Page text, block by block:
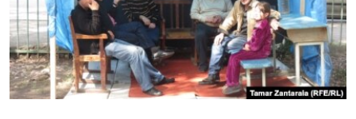
ᲛᲝᲚᲐᲞᲐᲠᲐᲙᲔ ᲢᲔᲥᲡᲢᲔᲑᲘ
ᲨᲘᲜ - ᲣᲪᲮᲝᲔᲗᲨᲘ
ᲚᲘᲢᲔᲠᲐᲢᲣᲠᲣᲚᲘ ᲬᲐᲮᲜᲐᲒᲔᲑᲘ
ᲐᲛᲔᲠᲘᲙᲣᲚᲘ ᲛᲝᲗᲮᲠᲝᲑᲐ
ᲩᲔᲛᲘ ᲡᲘᲙᲕᲓᲘᲚᲘᲡ ᲛᲘᲖᲔᲖᲘᲐ COVID-19
11 ᲬᲔᲚᲘ - 11 ᲐᲛᲑᲐᲕᲘ
ᲡᲐᲞᲐᲠᲚᲐᲛᲔᲜᲢᲝ ᲐᲠᲩᲔᲕᲜᲔᲑᲘᲡ ᲘᲡᲢᲝᲠᲘᲐ
ᲑᲐᲕᲨᲕᲔᲑᲘ ᲞᲠᲝᲡᲢᲘᲢᲣᲪᲘᲐᲨᲘ - ᲐᲛᲝᲣᲗᲥᲛᲔᲚᲘ ᲐᲛᲑᲐᲕᲘ
ᲒᲐᲛᲝᲘᲬᲔᲠᲔ